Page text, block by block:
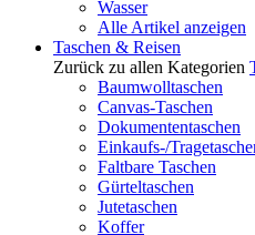
Wasser
Alle Artikel anzeigen
Taschen & Reisen
Zurück zu allen Kategorien
Baumwolltaschen
Canvas-Taschen
Dokumententaschen
Einkaufs-/
Faltbare Taschen
Gürteltaschen
Jutetaschen
Koffer